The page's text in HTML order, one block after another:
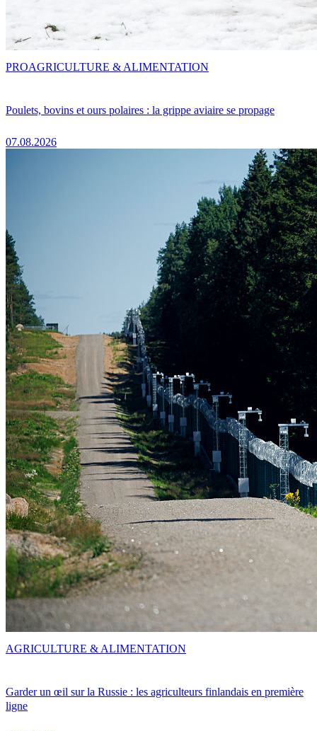
Poulets, bovins et ours polaires : la grippe aviaire se propage
07.08.2026
PROAGRICULTURE & ALIMENTATION
Garder un œil sur la Russie : les agriculteurs finlandais en première
ligne
AGRICULTURE & ALIMENTATION